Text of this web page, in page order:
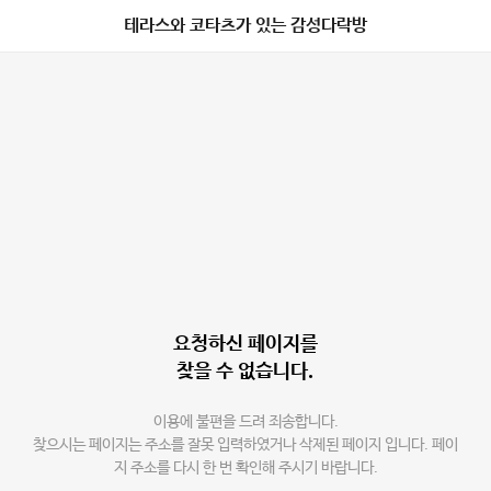
테라스와 코타츠가 있는 감성다락방
요청하신 페이지를
찾을 수 없습니다.
이용에 불편을 드려 죄송합니다.
찾으시는 페이지는 주소를 잘못 입력하였거나 삭제된 페이지 입니다. 페이
지 주소를 다시 한 번 확인해 주시기 바랍니다.